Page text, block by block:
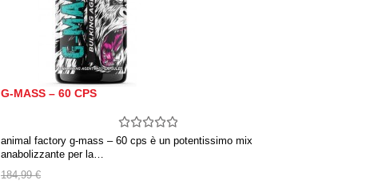
G-MASS – 60 CPS
animal factory g-mass – 60 cps è un potentissimo mix
anabolizzante per la…
184,99 €